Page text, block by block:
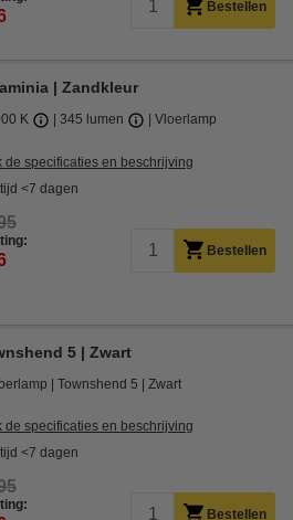
Bestellen
| Zandkleur
K 345 lumen Vloerlamp
de specificaties en beschrijving
<7 dagen
Bestellen
5 | Zwart
Townshend 5 Zwart
de specificaties en beschrijving
<7 dagen
Bestellen